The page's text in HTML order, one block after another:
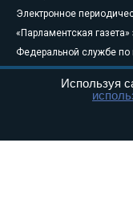
Электронное
«Парламентская газета»
Федеральной службе по
связи, информационных
массовых
Свидетельство о
Используя